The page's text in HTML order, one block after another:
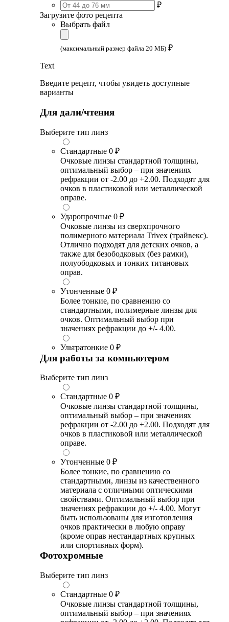
₽
Загрузите фото рецепта
Выбрать файл
(максимальный размер файла 20 МБ) ₽
Text
Введите рецепт, чтобы увидеть доступные
варианты
Для дали/чтения
Выберите тип линз
Стандартные 0 ₽
Очковые линзы стандартной толщины,
оптимальный выбор – при значениях
рефракции от -2.00 до +2.00. Подходят для
очков в пластиковой или металлической
оправе.
Ударопрочные 0 ₽
Очковые линзы из сверхпрочного
полимерного материала Trivex (трайвекс).
Отлично подходят для детских очков, а
также для безободковых (без рамки),
полуободковых и тонких титановых
оправ.
Утонченные 0 ₽
Более тонкие, по сравнению со
стандартными, полимерные линзы для
очков. Оптимальный выбор при
значениях рефракции до +/- 4.00.
Ультратонкие 0 ₽
Для работы за компьютером
Выберите тип линз
Стандартные 0 ₽
Очковые линзы стандартной толщины,
оптимальный выбор – при значениях
рефракции от -2.00 до +2.00. Подходят для
очков в пластиковой или металлической
оправе.
Утонченные 0 ₽
Более тонкие, по сравнению со
стандартными, линзы из качественного
материала с отличными оптическими
свойствами. Оптимальный выбор при
значениях рефракции до +/- 4.00. Могут
быть использованы для изготовления
очков практически в любую оправу
(кроме оправ нестандартных крупных
или спортивных форм).
Фотохромные
Выберите тип линз
Стандартные 0 ₽
Очковые линзы стандартной толщины,
оптимальный выбор – при значениях